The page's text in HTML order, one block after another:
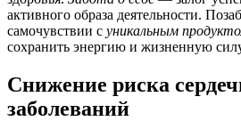
активного образа деятельности.
самочувствии с уникальным
сохранить энергию и жизненную
Снижение риска
заболеваний